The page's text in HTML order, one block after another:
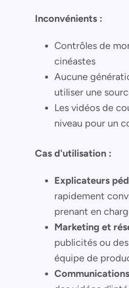
Inconvénients :
Contrôles de
cinéastes
Aucune
utiliser une
Les vidéos de
niveau pour un
Cas d'utilisation :
Explicateurs
rapidement
prenant en
Marketing et
publicités ou
équipe de